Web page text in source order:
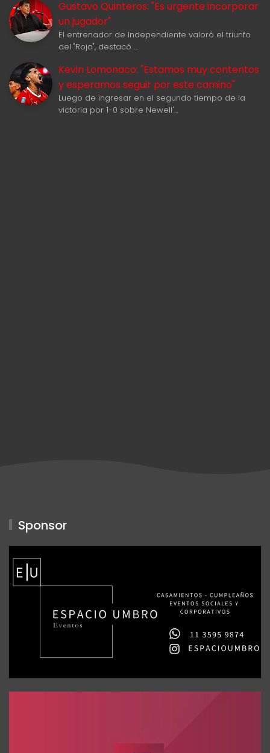
Gustavo Quinteros: "Es urgente incorporar
un jugador"
El entrenador de Independiente valoró el triunfo
del "Rojo", destacó …
Kevin Lomonaco: "Estamos muy contentos
y esperamos seguir por este camino"
Luego de ingresar en el segundo tiempo de la
victoria por 1-0 sobre Newell'…
Sponsor